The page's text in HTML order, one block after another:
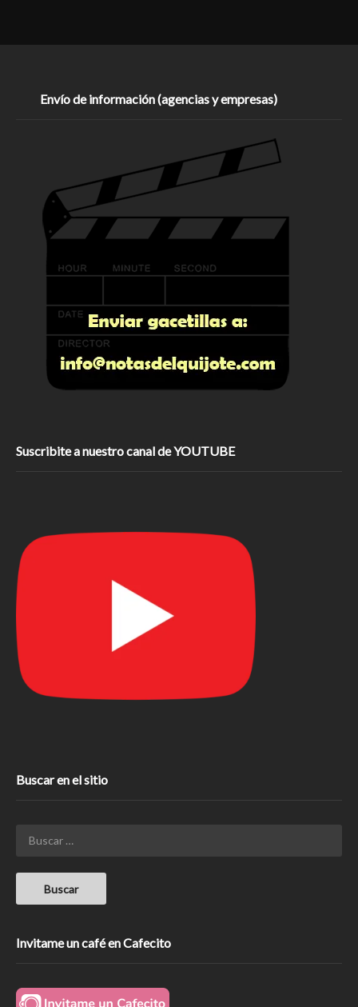
Envío de información (agencias y empresas)
Suscribite a nuestro canal de YOUTUBE
Buscar en el sitio
Invitame un café en Cafecito